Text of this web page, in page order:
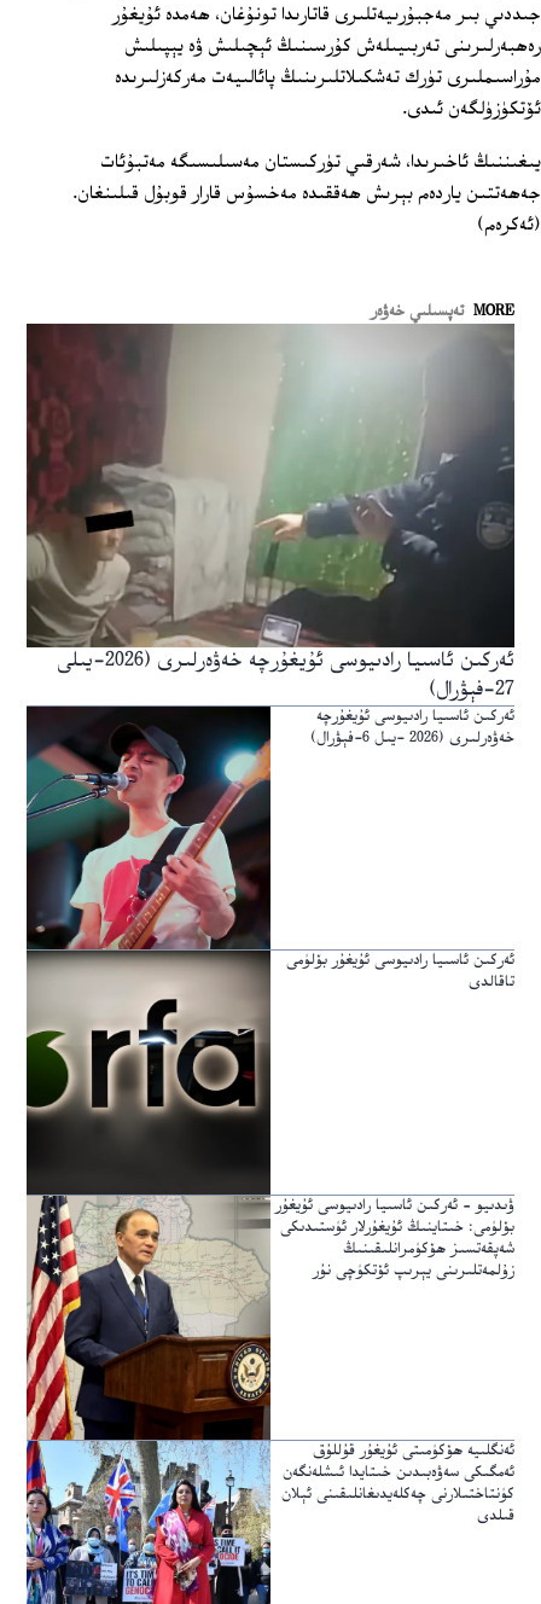
جىددىي بىر مەجبۇرىيەتلىرى قاتارىدا تونۇغان، ھەمدە ئۇيغۇر
رەھبەرلىرىنى تەربىيىلەش كۇرسىنىڭ ئېچىلىش ۋە يېپىلىش
مۇراسىملىرى تۈرك تەشكىلاتلىرىنىڭ پائالىيەت مەركەزلىرىدە
ئۆتكۈزۈلگەن ئىدى.
يىغىننىڭ ئاخىرىدا، شەرقىي تۈركىستان مەسىلىسىگە مەتبۇئات
جەھەتتىن ياردەم بېرىش ھەققىدە مەخسۇس قارار قوبۇل قىلىنغان.
(ئەكرەم)
MORE تەپسىلىي خەۋەر
ئەركىن ئاسىيا رادىيوسى ئۇيغۇرچە خەۋەرلىرى (2026-يىلى
27-فېۋرال)
ئەركىن ئاسىيا رادىيوسى ئۇيغۇرچە
خەۋەرلىرى (2026 -يىل 6-فېۋرال)
ئەركىن ئاسىيا رادىيوسى ئۇيغۇر بۆلۈمى
تاقالدى
ۋىدىيو – ئەركىن ئاسىيا رادىيوسى ئۇيغۇر
بۆلۈمى: خىتاينىڭ ئۇيغۇرلار ئۈستىدىكى
شەپقەتسىز ھۆكۈمرانلىقىنىڭ
زۇلمەتلىرىنى يېرىپ ئۆتكۈچى نۇر
ئەنگلىيە ھۆكۈمىتى ئۇيغۇر قۇللۇق
ئەمگىكى سەۋەبىدىن خىتايدا ئىشلەنگەن
كۈنتاختىلارنى چەكلەيدىغانلىقىنى ئېلان
قىلدى